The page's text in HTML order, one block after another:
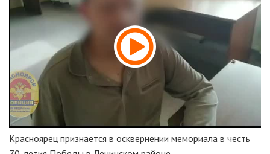
Красноярец признается в осквернении мемориала в честь